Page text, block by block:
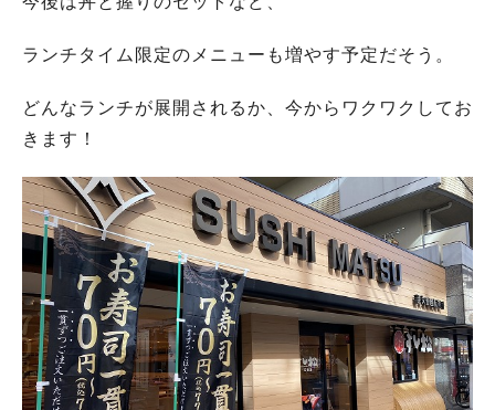
ランチタイム限定のメニューも増やす予定だそう。
どんなランチが展開されるか、今からワクワクしてお
きます！